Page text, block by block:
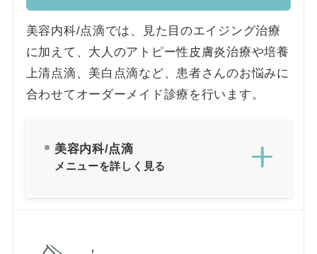
美容内科/点滴では、見た目のエイジング治療
に加えて、大人のアトピー性皮膚炎治療や培養
上清点滴、美白点滴など、患者さんのお悩みに
合わせてオーダーメイド診療を行います。
美容内科/点滴
メニューを詳しく見る